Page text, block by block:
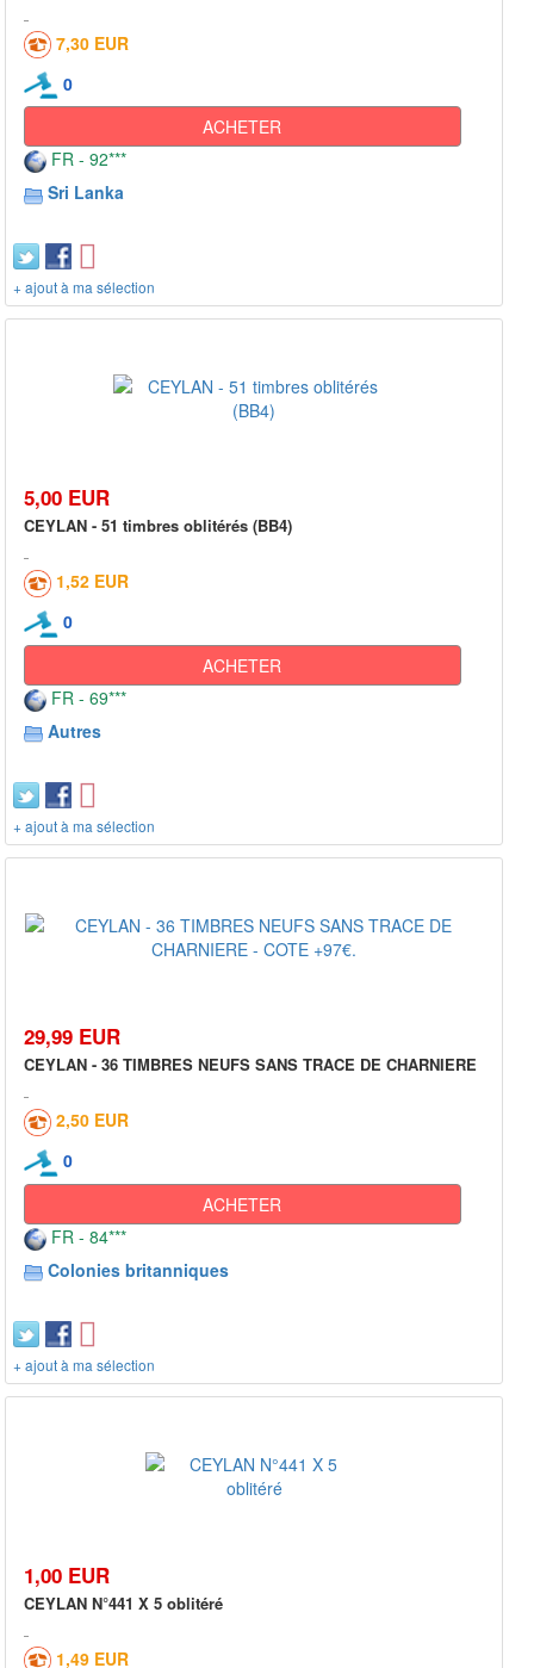
7,30 EUR
0
ACHETER
FR - 92***
Sri Lanka
+ ajout à ma sélection
5,00 EUR
CEYLAN - 51 timbres oblitérés (BB4)
1,52 EUR
0
ACHETER
FR - 69***
Autres
+ ajout à ma sélection
29,99 EUR
CEYLAN - 36 TIMBRES NEUFS SANS TRACE DE CHARNIERE
2,50 EUR
0
ACHETER
FR - 84***
Colonies britanniques
+ ajout à ma sélection
1,00 EUR
CEYLAN N°441 X 5 oblitéré
1,49 EUR